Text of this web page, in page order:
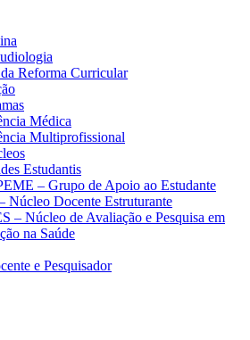
Reforma Curricular
Médica
Multiprofissional
Estudantis
– Grupo de Apoio ao Estudante
Núcleo Docente Estruturante
– Núcleo de Avaliação e Pesquisa em
na Saúde
e Pesquisador